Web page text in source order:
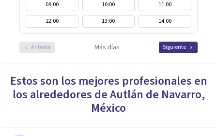
09:00 10:00
11:00
12:00
13:00 14:00
Anterior Más días Siguiente
Estos son los mejores profesionales en
los alrededores deAutlán de Navarro,
México